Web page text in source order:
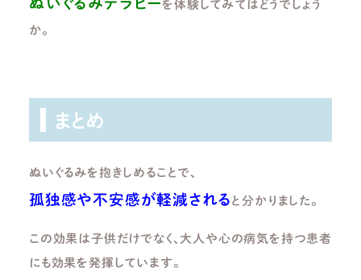
を体験してみてはどうでしょう
か。
まとめ
ぬいぐるみを抱きしめることで、
孤独感や不安感が軽減されると分かりました。
この効果は子供だけでなく、大人や心の病気を持つ患者
にも効果を発揮しています。